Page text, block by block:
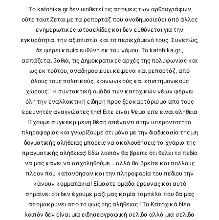
"Το katohika.gr δεν υιοθετεί τις απόψεις των αρθρογράφων,
ούτε ταυτίζεται με τα ρεπορτάζ που αναδημοσιεύει από άλλες
ενημερωτικές ιστοσελίδες και δεν ευθύνεται για την
εγκυρότητα, την αξιοπιστία και το περιεχόμενό τους. Συνεπώς,
δε φέρει καμία ευθύνη εκ του νόμου. Το katohika.gr ,
ασπάζεται βαθιά, τις Δημοκρατικές αρχές της πολυφωνίας και
ως εκ τούτου, αναδημοσιεύει κείμενα και ρεπορτάζ, από
όλους τους πολιτικούς, κοινωνικούς και επιστημονικούς
χώρους." Η συντακτική ομάδα των κατοχικών νέων φέρνει
όλη την εναλλακτική είδηση προς ξεσκαρτάρισμα απο τους
ερευνητές αναγνώστες της! Ειτε ειναι Ψεμα ειτε ειναι αληθεια
!Έχουμε συγκεκριμένη θέση απέναντι στην υπεροντοτητα
πληροφορίας και γνωρίζουμε ότι μόνο με την διαδικασία της μη
δογματικής αλήθειας μπορείς να ακολουθήσεις τα χνάρια της
πραγματικής αλήθειας! Εδώ λοιπόν θα βρειτε ότι θέλει το πεδίο
να μας κάνει να ασχοληθούμε ...αλλά θα βρείτε και πολλούς
πλέον που κατανόησαν και την πληροφορία του πεδιου την
κάνουν κομματάκια! Είμαστε ομάδα έρευνας και αυτό
σημαίνει ότι δεν έχουμε μαζί μας καμία ταμπέλα που θα μας
απομακρύνει από το φως της αλήθειας ! Το Κατοχικά Νέα
λοιπόν δεν είναι μια ειδησεογραφική σελίδα αλλά μια σελίδα